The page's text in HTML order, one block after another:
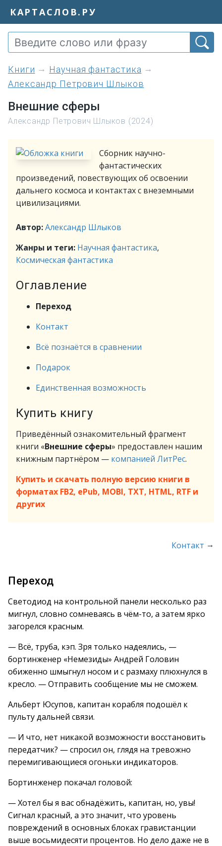
КАРТАСЛОВ.РУ
книги
Научная фантастика
Александр Петрович Шлыков
Внешние сферы
Александр Петрович Шлыков (2024)
Сборник научно-
фантастических
произведений, повествующих об освоении
дальнего космоса и контактах с внеземными
цивилизациями.
Автор:Александр Шлыков
Жанры и теги: Научная фантастика,
Космическая фантастика
Оглавление
Переход
Контакт
Всё познаётся в сравнении
Подарок
Единственная возможность
Купить книгу
Приведённый ознакомительный фрагмент
книги «Внешние сферы» предоставлен нашим
книжным партнёром — компанией ЛитРес.
Купить и скачать полную версию книги в
форматах FB2, ePub, MOBI, TXT, HTML, RTF и
других
Контакт →
Переход
Светодиод на контрольной панели несколько раз
мигнул, словно сомневаясь в чём-то, а затем ярко
загорелся красным.
— Всё, труба, кэп. Зря только надеялись, —
бортинженер «Немезиды» Андрей Головин
обиженно шмыгнул носом и с размаху плюхнулся в
кресло. — Отправить сообщение мы не сможем.
Альберт Юсупов, капитан корабля подошёл к
пульту дальней связи.
— И что, нет никакой возможности восстановить
передатчик? — спросил он, глядя на тревожно
перемигивающиеся огоньки индикаторов.
Бортинженер покачал головой:
— Хотел бы я вас обнадёжить, капитан, но, увы!
Сигнал красный, а это значит, что уровень
повреждений в основных блоках гравистанции
выше восьмидесяти процентов. Но дело даже не в